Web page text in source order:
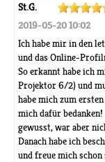
St.G.
2019-05-20 10:02
Ich habe mir in den
und das Online-
So erkannt habe ich
Projektor 6/2) und
habe mich zum
mich dafür
gewusst, war aber
Danach habe ich
und freue mich